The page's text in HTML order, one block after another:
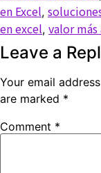
en Excel,
en excel, valor
Leave a
Your email
are marked *
Comment *